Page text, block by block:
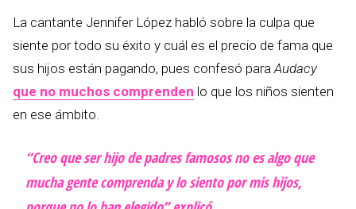
La cantante Jennifer López habló sobre la culpa que
siente por todo su éxito y cuál es el precio de fama que
sus hijos están pagando, pues confesó para Audacy
que no muchos comprenden lo que los niños sienten
en ese ámbito.
“Creo que ser hijo de padres famosos no es algo que
mucha gente comprenda y lo siento por mis hijos,